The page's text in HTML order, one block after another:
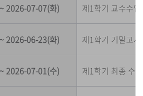
2026-07-07(화) 제1학기 교수수
2026-06-23(화) 제1학기 기말고사
2026-07-01(수) 제1학기 최종 수